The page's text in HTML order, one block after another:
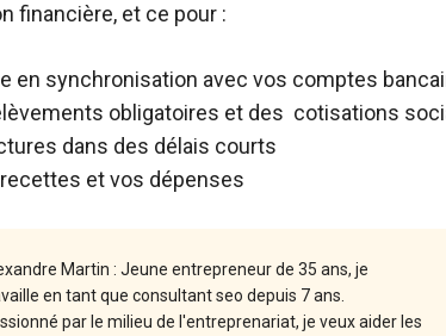
financière, et ce pour :
en synchronisation avec vos comptes
obligatoires et des cotisations
dans des délais courts
et vos dépenses
Martin : Jeune entrepreneur de 35 ans, je
en tant que consultant seo depuis 7 ans.
par le milieu de l'entreprenariat, je veux aider les